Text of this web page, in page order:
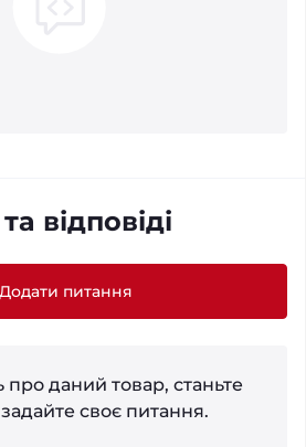
відповіді
питання
даний товар, станьте
своє питання.